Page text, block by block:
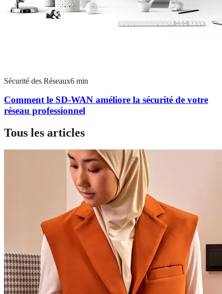
Sécurité des Réseaux6 min
Comment le SD-WAN améliore la sécurité de votre
réseau professionnel
Tous les articles